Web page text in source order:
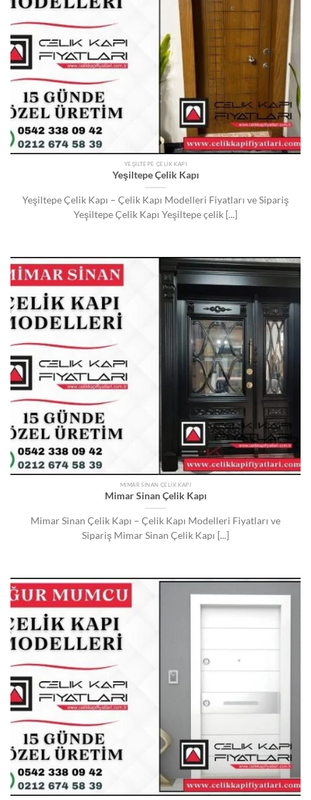
YEŞILTEPE ÇELIK KAPI
Yeşiltepe Çelik Kapı
Yeşiltepe Çelik Kapı – Çelik Kapı Modelleri Fiyatları ve Sipariş
Yeşiltepe Çelik Kapı Yeşiltepe çelik [...]
MIMAR SINAN ÇELIK KAPI
Mimar Sinan Çelik Kapı
Mimar Sinan Çelik Kapı – Çelik Kapı Modelleri Fiyatları ve
Sipariş Mimar Sinan Çelik Kapı [...]